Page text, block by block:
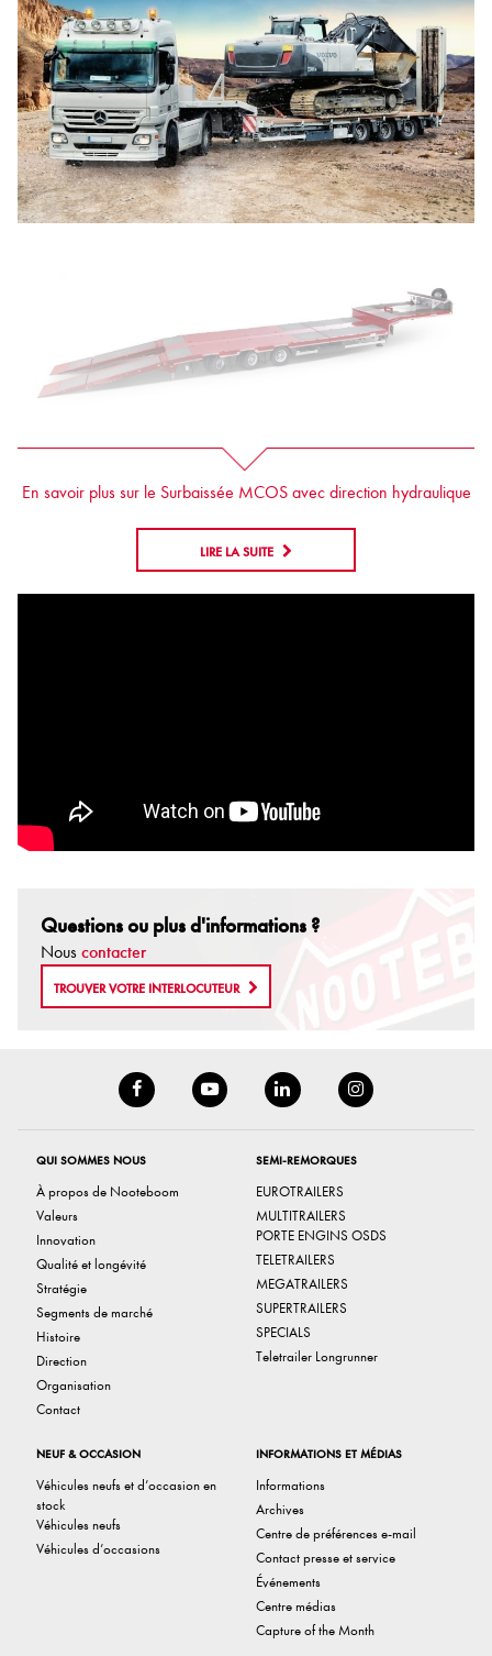
En savoir plus sur le Surbaissée MCOS avec direction hydraulique
LIRE LA SUITE
Questions ou plus d'informations ?
Nous contacter
TROUVER VOTRE INTERLOCUTEUR
QUI SOMMES NOUS
À propos de Nooteboom
Valeurs
Innovation
Qualité et longévité
Stratégie
Segments de marché
Histoire
Direction
Organisation
Contact
SEMI-REMORQUES
EUROTRAILERS
MULTITRAILERS
PORTE ENGINS OSDS
TELETRAILERS
MEGATRAILERS
SUPERTRAILERS
SPECIALS
Teletrailer Longrunner
NEUF & OCCASION
Véhicules neufs et d’occasion en
stock
Véhicules neufs
Véhicules d’occasions
INFORMATIONS ET MÉDIAS
Informations
Archives
Centre de préférences e-mail
Contact presse et service
Événements
Centre médias
Capture of the Month